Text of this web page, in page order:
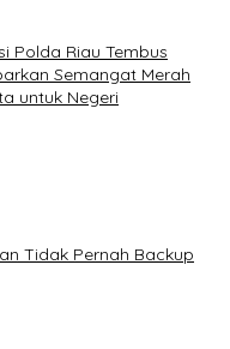
Polda Riau Tembus
Semangat Merah
untuk Negeri
Tidak Pernah Backup